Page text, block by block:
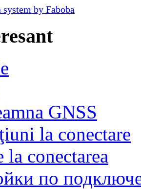
by Faboba
GNSS
la conectare
la conectarea
по